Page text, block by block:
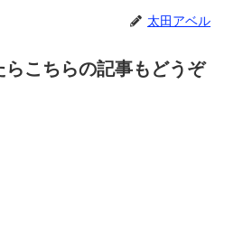
太田アベル
こちらの記事もどうぞ